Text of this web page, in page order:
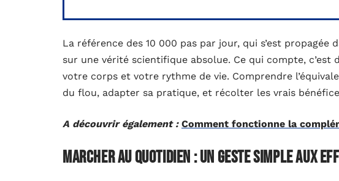
La référence des 10 000 pas par jour, qui s’est propagée
sur une vérité scientifique absolue. Ce qui compte, c’est
votre corps et votre rythme de vie. Comprendre
du flou, adapter sa pratique, et récolter les vrais
A découvrir également : Comment fonctionne la
Marcher au quotidien : un geste simple aux